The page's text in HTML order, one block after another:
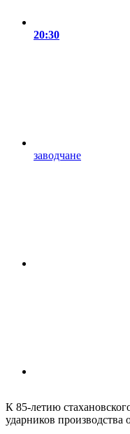
20:30
заводчане
К 85-летию
ударников